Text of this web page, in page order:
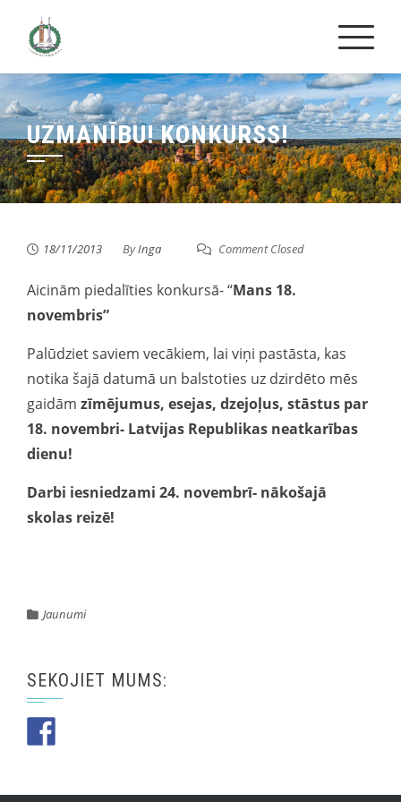
content
UZMANĪBU! KONKURSS!
18/11/2013 ByInga Comment Closed
Aicinām piedalīties konkursā- “Mans 18.
novembris”
Palūdziet saviem vecākiem, lai viņi pastāsta, kas
notika šajā datumā un balstoties uz dzirdēto mēs
gaidām zīmējumus, esejas, dzejoļus, stāstus par
18. novembri- Latvijas Republikas neatkarības
dienu!
Darbi iesniedzami 24. novembrī- nākošajā
skolas reizē!
Jaunumi
SEKOJIET MUMS: